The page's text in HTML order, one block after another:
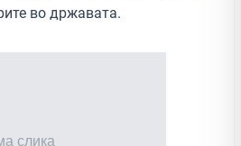
во државата.